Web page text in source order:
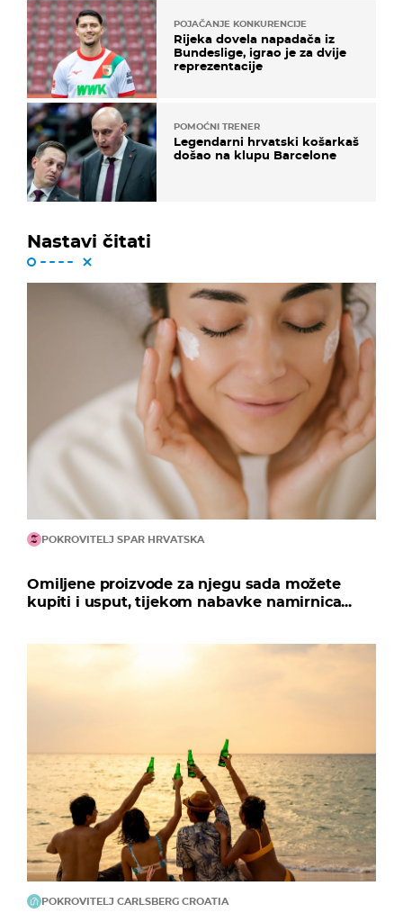
POJAČANJE KONKURENCIJE
Rijeka dovela napadača iz
Bundeslige, igrao je za dvije
reprezentacije
POMOĆNI TRENER
Legendarni hrvatski košarkaš
došao na klupu Barcelone
Nastavi čitati
POKROVITELJ SPAR HRVATSKA
Omiljene proizvode za njegu sada možete
kupiti i usput, tijekom nabavke namirnica...
POKROVITELJ CARLSBERG CROATIA